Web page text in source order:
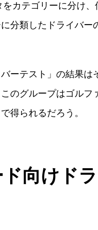
カテゴリーに分け
分類したドライバ
ーテスト」の結果
のグループはゴル
得られるだろう。
向けド